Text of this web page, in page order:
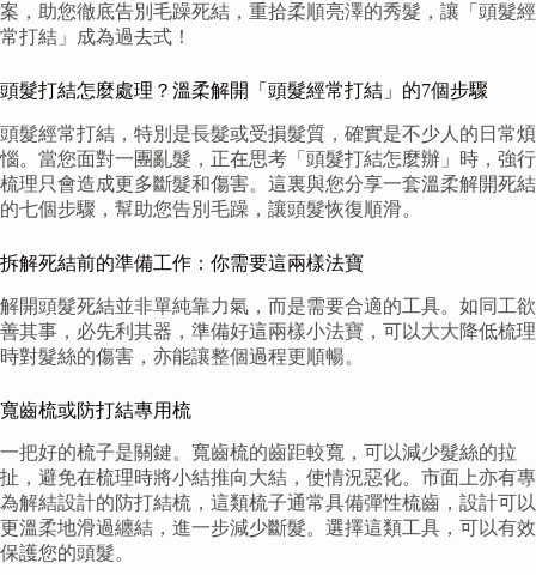
案，助您徹底告別毛躁死結，重拾柔順亮澤的秀髮，讓「頭髮經
常打結」成為過去式！
頭髮打結怎麼處理？溫柔解開「頭髮經常打結」的7個步驟
頭髮經常打結，特別是長髮或受損髮質，確實是不少人的日常煩
惱。當您面對一團亂髮，正在思考「頭髮打結怎麼辦」時，強行
梳理只會造成更多斷髮和傷害。這裏與您分享一套溫柔解開死結
的七個步驟，幫助您告別毛躁，讓頭髮恢復順滑。
拆解死結前的準備工作：你需要這兩樣法寶
解開頭髮死結並非單純靠力氣，而是需要合適的工具。如同工欲
善其事，必先利其器，準備好這兩樣小法寶，可以大大降低梳理
時對髮絲的傷害，亦能讓整個過程更順暢。
寬齒梳或防打結專用梳
一把好的梳子是關鍵。寬齒梳的齒距較寬，可以減少髮絲的拉
扯，避免在梳理時將小結推向大結，使情況惡化。市面上亦有專
為解結設計的防打結梳，這類梳子通常具備彈性梳齒，設計可以
更溫柔地滑過纏結，進一步減少斷髮。選擇這類工具，可以有效
保護您的頭髮。